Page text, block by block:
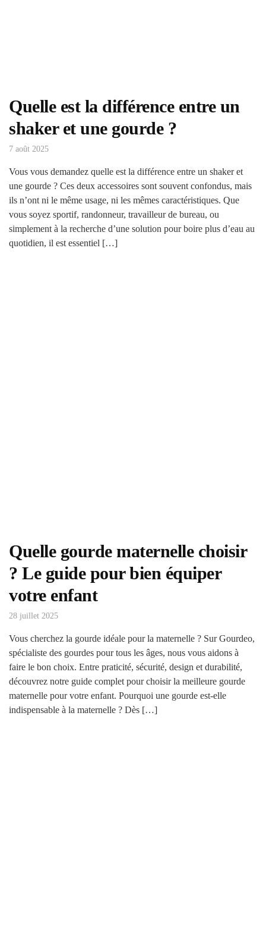
Quelle est la différence entre un
shaker et une gourde ?
7 août 2025
Vous vous demandez quelle est la différence entre un shaker et
une gourde ? Ces deux accessoires sont souvent confondus, mais
ils n’ont ni le même usage, ni les mêmes caractéristiques. Que
vous soyez sportif, randonneur, travailleur de bureau, ou
simplement à la recherche d’une solution pour boire plus d’eau au
quotidien, il est essentiel […]
Quelle gourde maternelle choisir
? Le guide pour bien équiper
votre enfant
28 juillet 2025
Vous cherchez la gourde idéale pour la maternelle ? Sur Gourdeo,
spécialiste des gourdes pour tous les âges, nous vous aidons à
faire le bon choix. Entre praticité, sécurité, design et durabilité,
découvrez notre guide complet pour choisir la meilleure gourde
maternelle pour votre enfant. Pourquoi une gourde est-elle
indispensable à la maternelle ? Dès […]